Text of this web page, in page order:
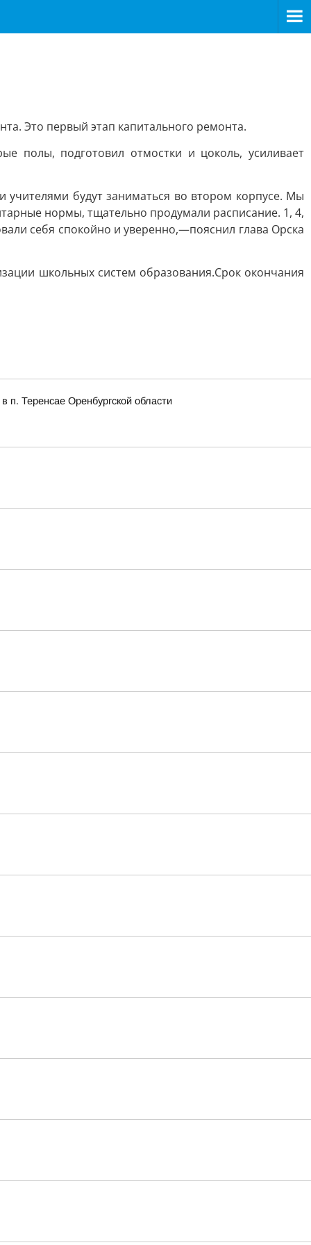
Это первый этап капитального ремонта.
полы, подготовил отмостки и цоколь, усиливает
будут заниматься во втором корпусе. Мы
нормы, тщательно продумали расписание. 1, 4,
себя спокойно и уверенно,—пояснил глава Орска
школьных систем образования.Срок окончания
п. Теренсае Оренбургской области